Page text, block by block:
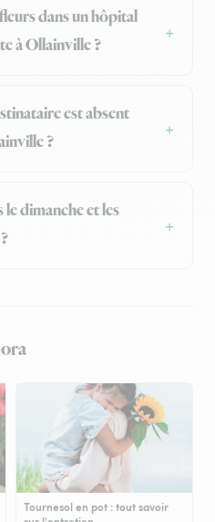
dans un hôpital
à Ollainville ?
est absent
?
dimanche et les
Tournesol en pot : tout savoir